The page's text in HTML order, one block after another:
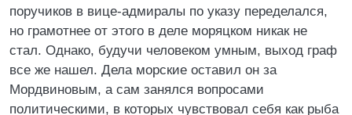
поручиков в вице-адмиралы по указу переделался,
но грамотнее от этого в деле моряцком никак не
стал. Однако, будучи человеком умным, выход граф
все же нашел. Дела морские оставил он за
Мордвиновым, а сам занялся вопросами
политическими, в которых чувствовал себя как рыба